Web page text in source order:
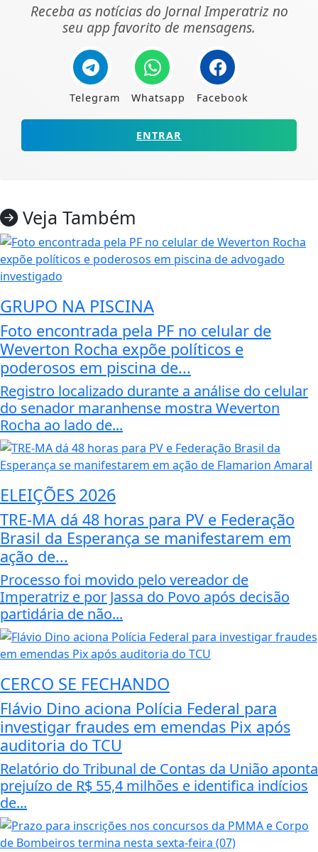
Receba as notícias do Jornal Imperatriz no
seu app favorito de mensagens.
Telegram Whatsapp Facebook
ENTRAR
Veja Também
GRUPO NA PISCINA
Foto encontrada pela PF no celular de
Weverton Rocha expõe políticos e
poderosos em piscina de...
Registro localizado durante a análise do celular
do senador maranhense mostra Weverton
Rocha ao lado de...
ELEIÇÕES 2026
TRE-MA dá 48 horas para PV e Federação
Brasil da Esperança se manifestarem em
ação de...
Processo foi movido pelo vereador de
Imperatriz e por Jassa do Povo após decisão
partidária de não...
CERCO SE FECHANDO
Flávio Dino aciona Polícia Federal para
investigar fraudes em emendas Pix após
auditoria do TCU
Relatório do Tribunal de Contas da União aponta
prejuízo de R$ 55,4 milhões e identifica indícios
de...